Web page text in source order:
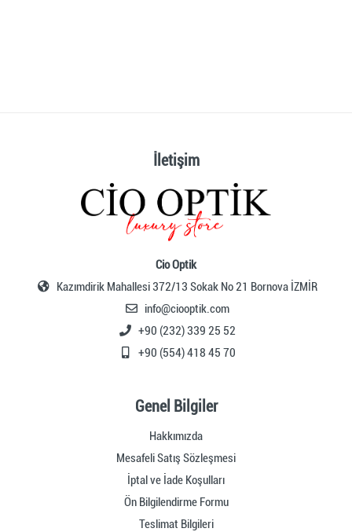
İletişim
Cio Optik
Kazımdirik Mahallesi 372/13 Sokak No 21 Bornova İZMİR
info@ciooptik.com
+90 (232) 339 25 52
+90 (554) 418 45 70
Genel Bilgiler
Hakkımızda
Mesafeli Satış Sözleşmesi
İptal ve İade Koşulları
Ön Bilgilendirme Formu
Teslimat Bilgileri